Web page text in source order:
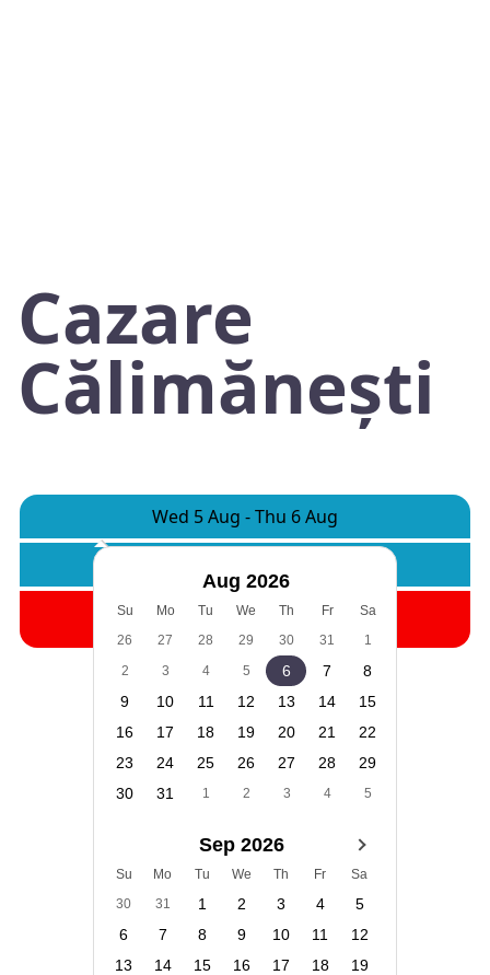
Cazare
Călimăneşti
Wed 5 Aug -Thu 6 Aug
Cauta
Aug 2026
Su Mo Tu We Th Fr
Sa
26
27 28 29 30 31
1
2
3 4 5 6 7
8
9
10 11 12 13 14
15
16
17 18 19 20 21
22
23
24 25 26 27 28
29
30
31 1 2 3 4 5
Sep 2026
Su Mo Tu We Th Fr
Sa
30
31 1 2 3 4
5
6
7 8 9 10 11
12
13
14 15 16 17 18
19